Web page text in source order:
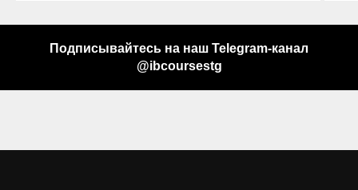
Подписывайтесь на наш Telegram-канал
@ibcoursestg